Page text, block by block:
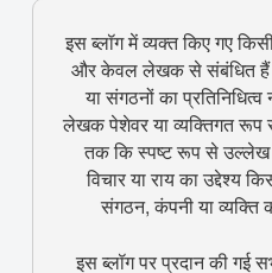
इस ब्लॉग में व्यक्त किए गए
और केवल लेखक से संबंधित हैं।
या संगठनों का
लेखक पेशेवर या व्यक्तिगत
तक कि स्पष्ट रूप से उल्लेख
विचार या राय का उद्देश्य
संगठन, कंपनी या व्यक्ति
इस ब्लॉग पर प्रदान की गई